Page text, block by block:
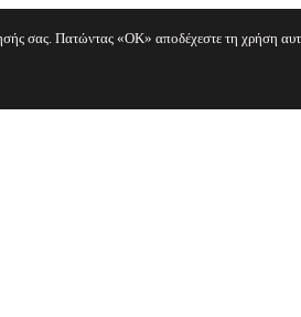
σας. Πατώντας «OK» αποδέχεστε τη χρήση